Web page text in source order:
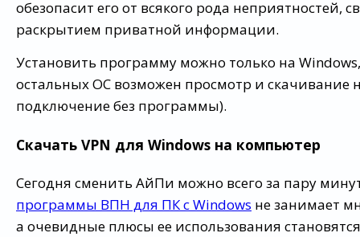
обезопасит его от всякого рода неприятностей,
раскрытием приватной информации.
Установить программу можно только на
остальных ОС возможен просмотр и скачивание
подключение без программы).
Скачать VPN для Windows на компьютер
Сегодня сменить АйПи можно всего за пару
программы ВПН для ПК с Windows не занимает
а очевидные плюсы ее использования